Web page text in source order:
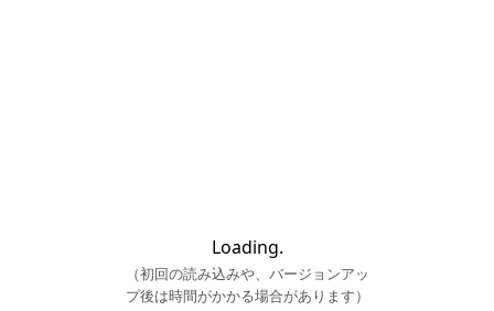
Loading.
（初回の読み込みや、バージョンアッ
プ後は時間がかかる場合があります）